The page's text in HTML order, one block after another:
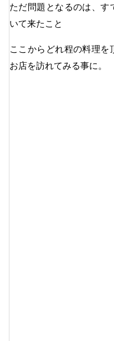
ただ問題となるのは、す
いて来たこと
ここからどれ程の料理
お店を訪れてみる事に。